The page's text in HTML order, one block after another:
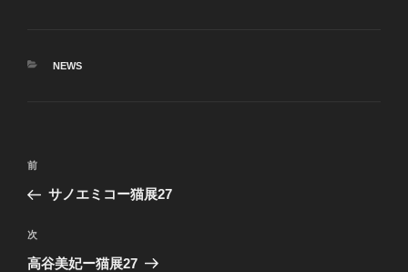
カ
NEWS
投
ナ
ビ
ゲ
前
の
稿
前
サノエミコー猫展27
次
の
次
高谷美妃ー猫展27